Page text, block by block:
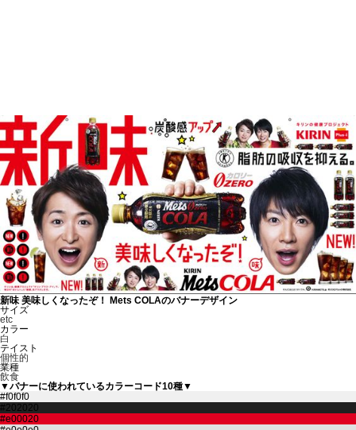
新味 美味しくなったぞ！ Mets COLAのバナーデザイン
サイズ
etc
カラー
白
テイスト
個性的
業種
飲食
▼バナーに使われているカラーコード10種▼